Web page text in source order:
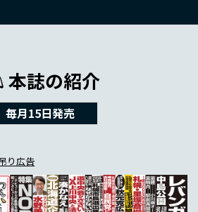
本誌の紹介
毎月15日発売
り広告